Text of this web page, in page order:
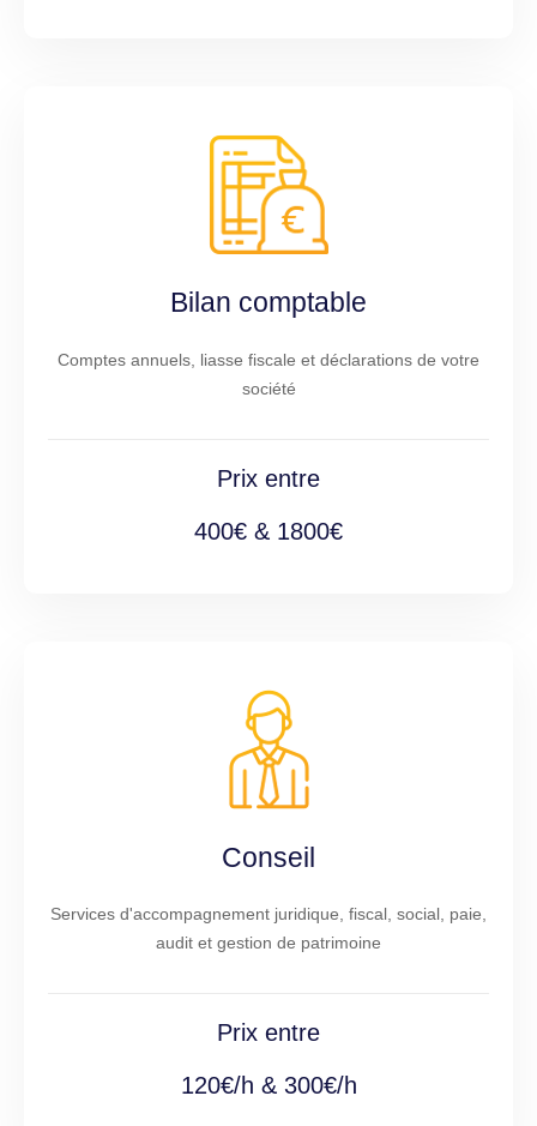
Bilan comptable
Comptes annuels, liasse fiscale et déclarations de votre
société
Prix entre
400€ & 1800€
Conseil
Services d'accompagnement juridique, fiscal, social, paie,
audit et gestion de patrimoine
Prix entre
120€/h & 300€/h